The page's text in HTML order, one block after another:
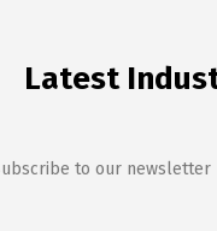
Latest
to our newsletter